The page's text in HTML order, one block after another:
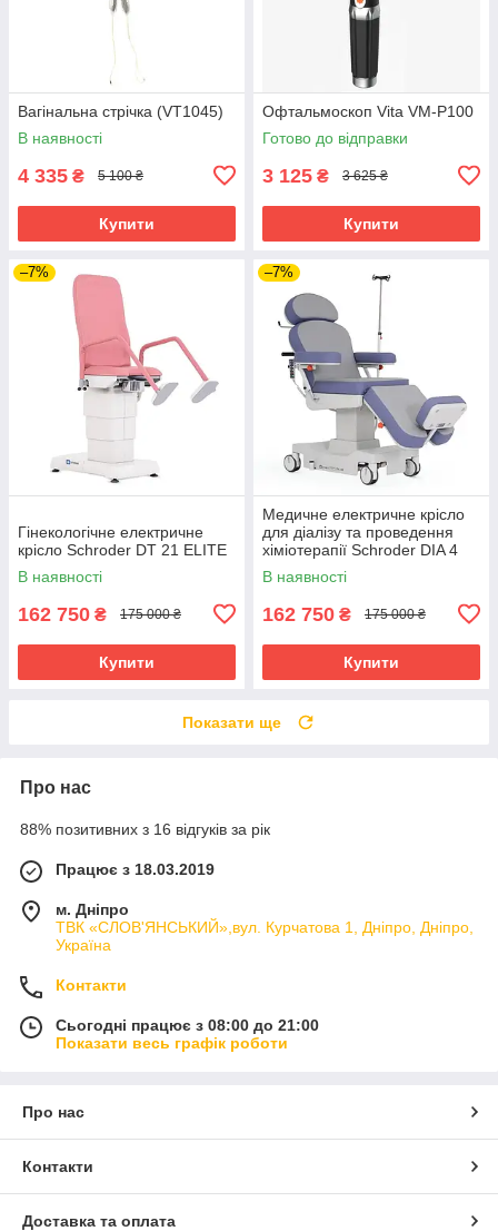
Вагінальна стрічка (VT1045)
В наявності
4 335 ₴ 5 100 ₴
Купити
Офтальмоскоп Vita VM-P100
Готово до відправки
3 125 ₴ 3 625 ₴
Купити
–7%
Гінекологічне електричне
крісло Schroder DT 21 ELITE
В наявності
162 750 ₴ 175 000 ₴
Купити
–7%
Медичне електричне крісло
для діалізу та проведення
хіміотерапії Schroder DIA 4
В наявності
162 750 ₴ 175 000 ₴
Купити
Показати ще
Про нас
88% позитивних з 16 відгуків за рік
Працює з 18.03.2019
м. Дніпро
ТВК «СЛОВ'ЯНСЬКИЙ»,вул. Курчатова 1, Дніпро, Дніпро,
Україна
Контакти
Сьогодні працює з 08:00 до 21:00
Показати весь графік роботи
Про нас
Контакти
Доставка та оплата